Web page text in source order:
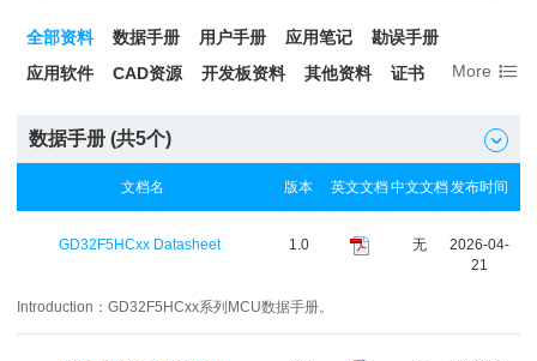
全部资料 数据手册 用户手册 应用笔记
勘误手册
应用软件
CAD资源 开发板资料 其他资料 证书 More 
数据手册 (共5个) 
文档名 版本 英文文档中文文档发布时间
GD32F5HCxx Datasheet 1.0 无
2026-04-
21
Introduction： GD32F5HCxx系列MCU数据手册。